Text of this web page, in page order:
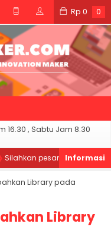
Rp 0 0
16.30 , Sabtu Jam 8.30
pesan produk sesuai
Library pada
Library